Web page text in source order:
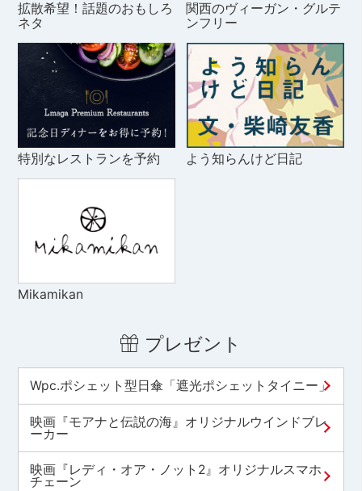
拡散希望！話題のおもしろ
ネタ
関西のヴィーガン・グルテ
ンフリー
特別なレストランを予約 よう知らんけど日記
Mikamikan
プレゼント
Wpc.ポシェット型日傘「遮光ポシェットタイニー」
映画『モアナと伝説の海』オリジナルウインドブレ
ーカー
映画『レディ・オア・ノット2』オリジナルスマホ
チェーン